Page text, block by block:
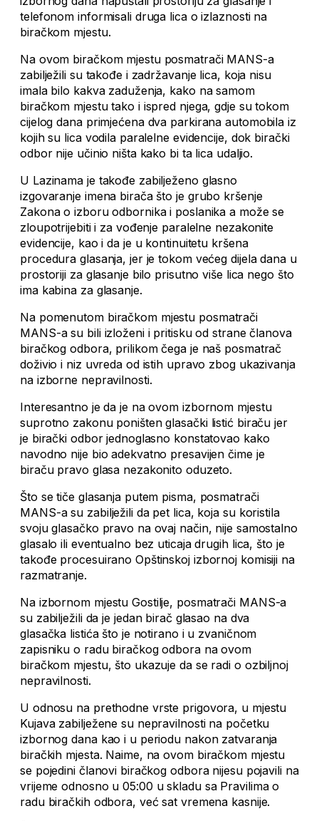
telefonom informisali druga lica o izlaznosti na
biračkom mjestu.
Na ovom biračkom mjestu posmatrači MANS-a
zabilježili su takođe i zadržavanje lica, koja nisu
imala bilo kakva zaduženja, kako na samom
biračkom mjestu tako i ispred njega, gdje su tokom
cijelog dana primjećena dva parkirana automobila iz
kojih su lica vodila paralelne evidencije, dok birački
odbor nije učinio ništa kako bi ta lica udaljio.
U Lazinama je takođe zabilježeno glasno
izgovaranje imena birača što je grubo kršenje
Zakona o izboru odbornika i poslanika a može se
zloupotrijebiti i za vođenje paralelne nezakonite
evidencije, kao i da je u kontinuitetu kršena
procedura glasanja, jer je tokom većeg dijela dana u
prostoriji za glasanje bilo prisutno više lica nego što
ima kabina za glasanje.
Na pomenutom biračkom mjestu posmatrači
MANS-a su bili izloženi i pritisku od strane članova
biračkog odbora, prilikom čega je naš posmatrač
doživio i niz uvreda od istih upravo zbog ukazivanja
na izborne nepravilnosti.
Interesantno je da je na ovom izbornom mjestu
suprotno zakonu poništen glasački listić biraču jer
je birački odbor jednoglasno konstatovao kako
navodno nije bio adekvatno presavijen čime je
biraču pravo glasa nezakonito oduzeto.
Što se tiče glasanja putem pisma, posmatrači
MANS-a su zabilježili da pet lica, koja su koristila
svoju glasačko pravo na ovaj način, nije samostalno
glasalo ili eventualno bez uticaja drugih lica, što je
takođe procesuirano Opštinskoj izbornoj komisiji na
razmatranje.
Na izbornom mjestu Gostilje, posmatrači MANS-a
su zabilježili da je jedan birač glasao na dva
glasačka listića što je notirano i u zvaničnom
zapisniku o radu biračkog odbora na ovom
biračkom mjestu, što ukazuje da se radi o ozbiljnoj
nepravilnosti.
U odnosu na prethodne vrste prigovora, u mjestu
Kujava zabilježene su nepravilnosti na početku
izbornog dana kao i u periodu nakon zatvaranja
biračkih mjesta. Naime, na ovom biračkom mjestu
se pojedini članovi biračkog odbora nijesu pojavili na
vrijeme odnosno u 05:00 u skladu sa Pravilima o
radu biračkih odbora, već sat vremena kasnije.